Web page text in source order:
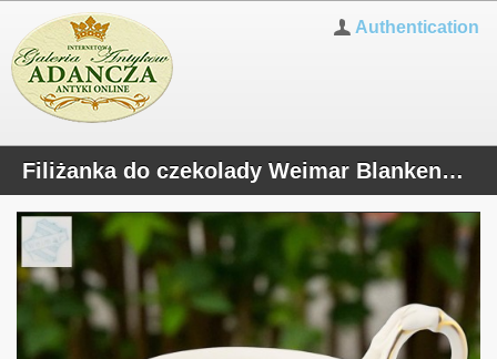
Authentication
Filiżanka do czekolady Weimar Blankenhainer Turyngia 1848/1933r